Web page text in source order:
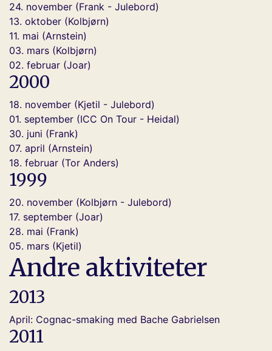
24. november (Frank - Julebord)
13. oktober (Kolbjørn)
11. mai (Arnstein)
03. mars (Kolbjørn)
02. februar (Joar)
2000
18. november (Kjetil - Julebord)
01. september (ICC On Tour - Heidal)
30. juni (Frank)
07. april (Arnstein)
18. februar (Tor Anders)
1999
20. november (Kolbjørn - Julebord)
17. september (Joar)
28. mai (Frank)
05. mars (Kjetil)
Andre aktiviteter
2013
April: Cognac-smaking med Bache Gabrielsen
2011